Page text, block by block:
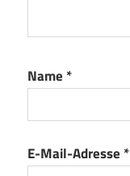
Name *
E-Mail-Adresse *